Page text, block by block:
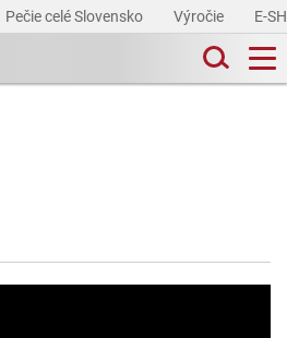
Pečie celé Slovensko Výročie E-